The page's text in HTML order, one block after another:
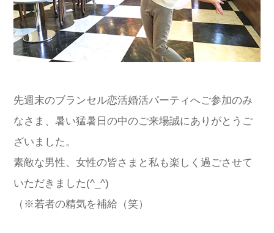
先週末のブランセル恋活婚活パーティへご参加のみ
なさま、暑い猛暑日の中のご来場誠にありがとうご
ざいました。
素敵な男性、女性の皆さまと私も楽しく過ごさせて
いただきました(^_^)
（※若者の精気を補給（笑）